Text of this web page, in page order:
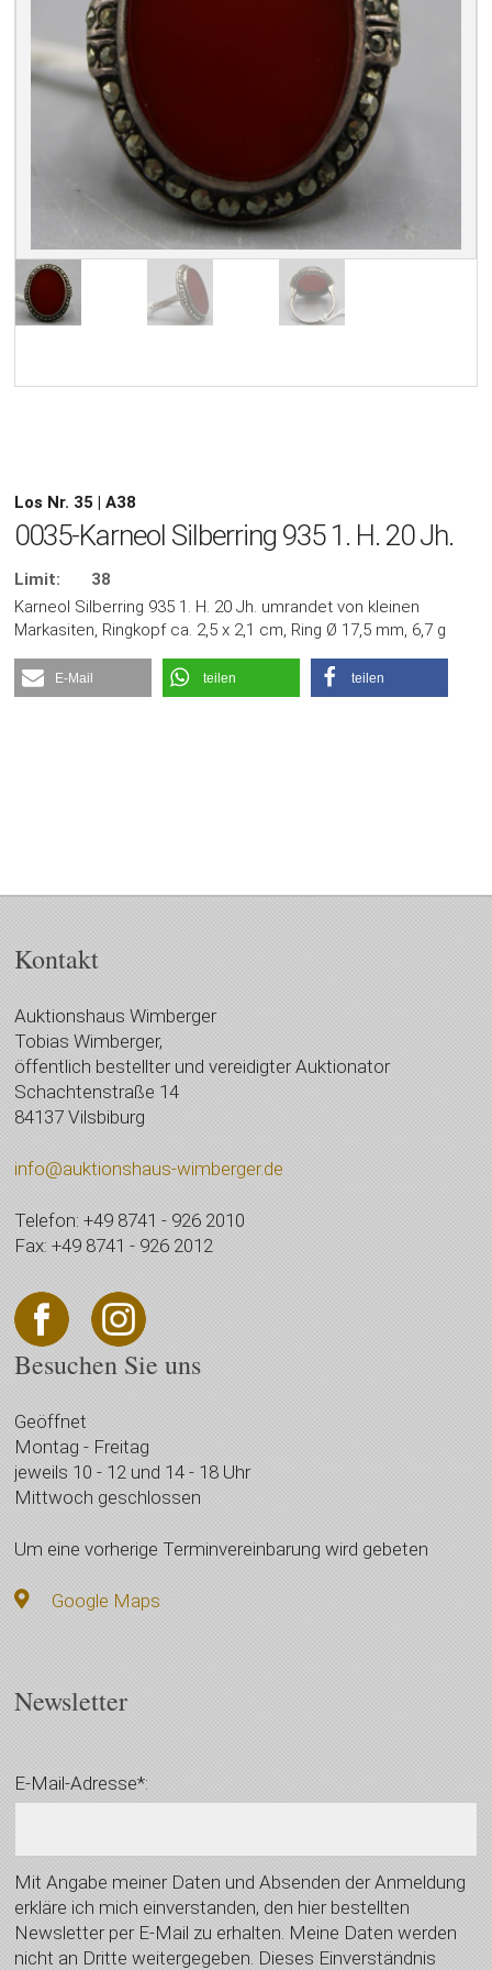
Los Nr. 35 | A38
0035-Karneol Silberring 935 1. H. 20 Jh.
Limit:
38
Karneol Silberring 935 1. H. 20 Jh. umrandet von kleinen
Markasiten, Ringkopf ca. 2,5 x 2,1 cm, Ring Ø 17,5 mm, 6,7 g
E-Mail teilen teilen
Kontakt
Auktionshaus Wimberger
Tobias Wimberger,
öffentlich bestellter und vereidigter Auktionator
Schachtenstraße 14
84137 Vilsbiburg
info@auktionshaus-wimberger.de
Telefon: +49 8741 - 926 2010
Fax: +49 8741 - 926 2012
Besuchen Sie uns
Geöffnet
Montag - Freitag
jeweils 10 - 12 und 14 - 18 Uhr
Mittwoch geschlossen
Um eine vorherige Terminvereinbarung wird gebeten
Google Maps
Newsletter
E-Mail-Adresse*:
Mit Angabe meiner Daten und Absenden der Anmeldung
erkläre ich mich einverstanden, den hier bestellten
Newsletter per E-Mail zu erhalten. Meine Daten werden
nicht an Dritte weitergegeben. Dieses Einverständnis